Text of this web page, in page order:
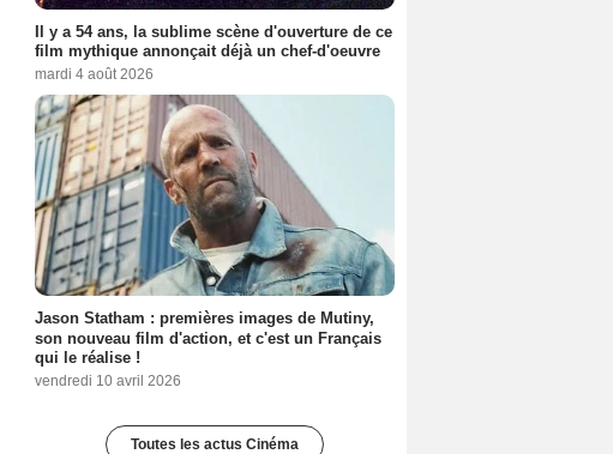
Il y a 54 ans, la sublime scène d'ouverture de ce
film mythique annonçait déjà un chef-d'oeuvre
mardi 4 août 2026
Jason Statham : premières images de Mutiny,
son nouveau film d'action, et c'est un Français
qui le réalise !
vendredi 10 avril 2026
Toutes les actus Cinéma